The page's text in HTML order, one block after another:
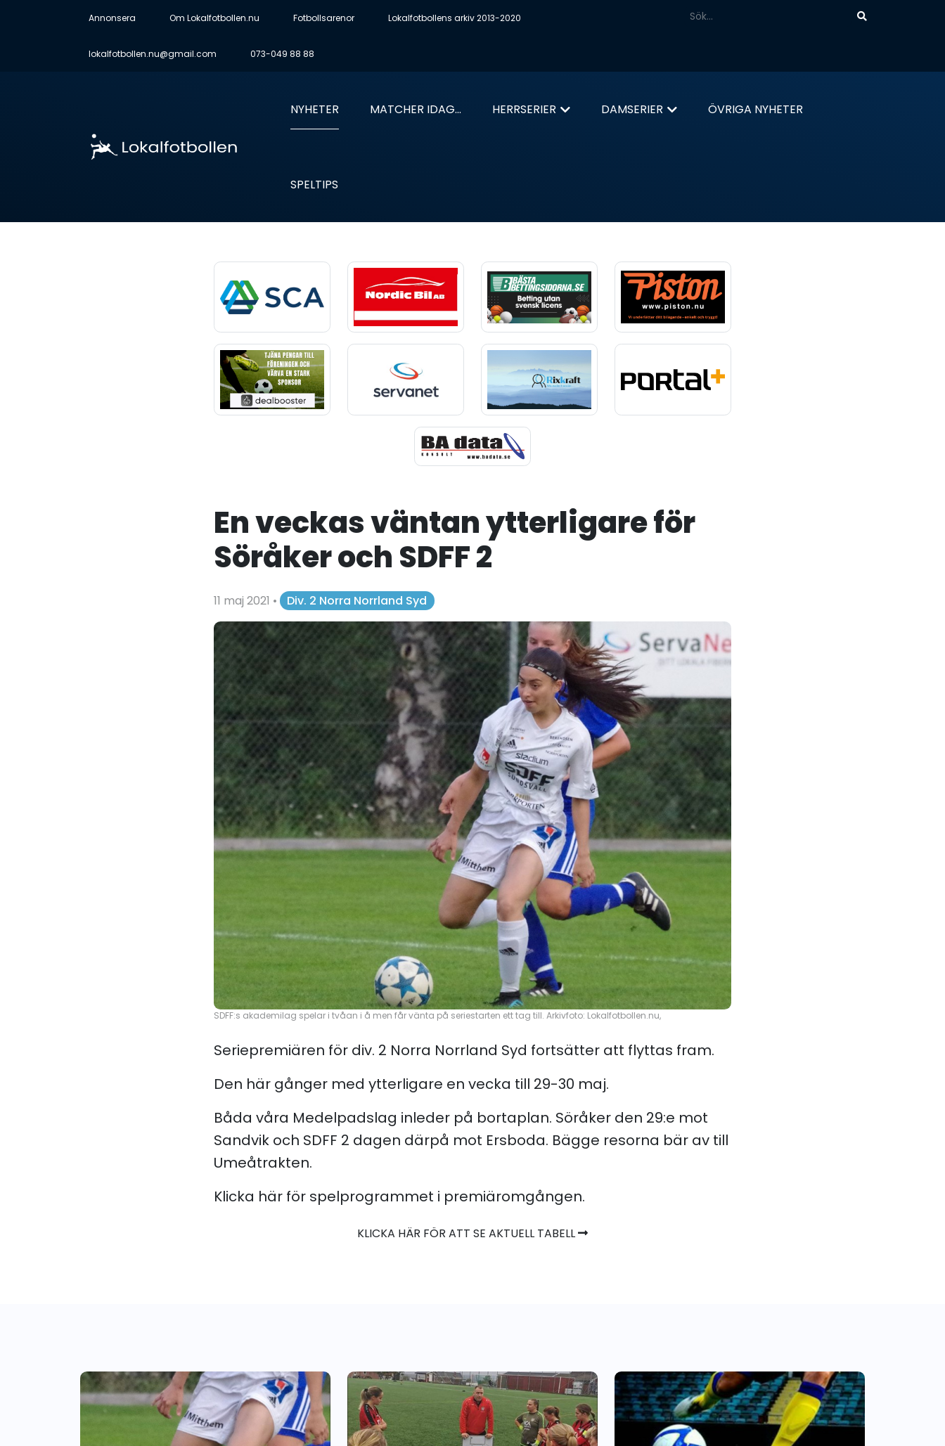
Annonsera Om Lokalfotbollen.nu Fotbollsarenor Lokalfotbollens arkiv 2013-2020
lokalfotbollen.nu@gmail.com 073-049 88 88
NYHETER MATCHER IDAG... HERRSERIER DAMSERIER ÖVRIGA NYHETER
SPELTIPS
En veckas väntan ytterligare för
Söråker och SDFF 2
11 maj 2021 • Div. 2 Norra Norrland Syd
SDFF:s akademilag spelar i tvåan i å men får vänta på seriestarten ett tag till. Arkivfoto: Lokalfotbollen.nu,
Seriepremiären för div. 2 Norra Norrland Syd fortsätter att flyttas fram.
Den här gånger med ytterligare en vecka till 29-30 maj.
Båda våra Medelpadslag inleder på bortaplan. Söråker den 29:e mot
Sandvik och SDFF 2 dagen därpå mot Ersboda. Bägge resorna bär av till
Umeåtrakten.
Klicka här för spelprogrammet i premiäromgången.
KLICKA HÄR FÖR ATT SE AKTUELL TABELL